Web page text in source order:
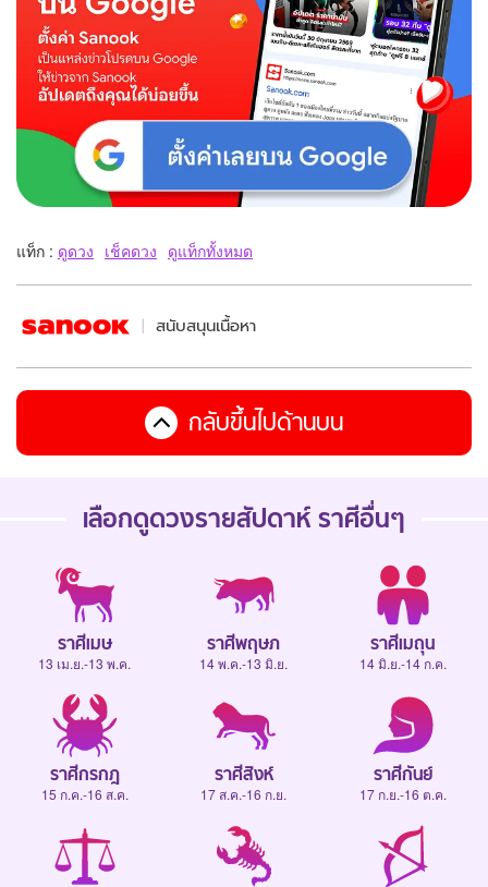
แท็ก : ดูดวง เช็คดวง ดูแท็กทั้งหมด
สนับสนุนเนื้อหา
กลับขึ้นไปด้านบน
เลือกดูดวงรายสัปดาห์ ราศีอื่นๆ
ราศีเมษ
13 เม.ย.-13 พ.ค.
ราศีพฤษภ
14 พ.ค.-13 มิ.ย.
ราศีเมถุน
14 มิ.ย.-14 ก.ค.
ราศีกรกฎ
15 ก.ค.-16 ส.ค.
ราศีสิงห์
17 ส.ค.-16 ก.ย.
ราศีกันย์
17 ก.ย.-16 ต.ค.